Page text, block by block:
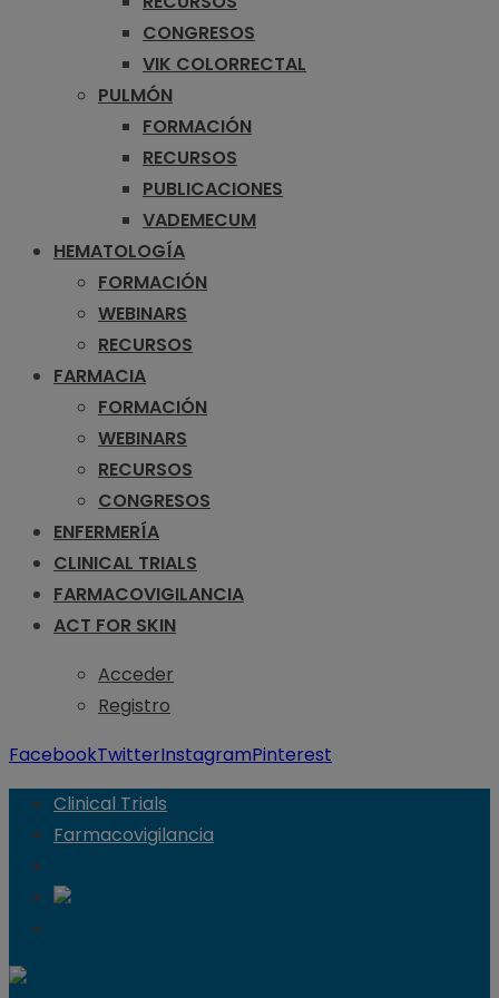
CONGRESOS
VIK COLORRECTAL
PULMÓN
FORMACIÓN
RECURSOS
PUBLICACIONES
VADEMECUM
HEMATOLOGÍA
FORMACIÓN
WEBINARS
RECURSOS
FARMACIA
FORMACIÓN
WEBINARS
RECURSOS
CONGRESOS
ENFERMERÍA
CLINICAL TRIALS
FARMACOVIGILANCIA
ACT FOR SKIN
Acceder
Registro
FacebookTwitterInstagramPinterest
Clinical Trials
Farmacovigilancia